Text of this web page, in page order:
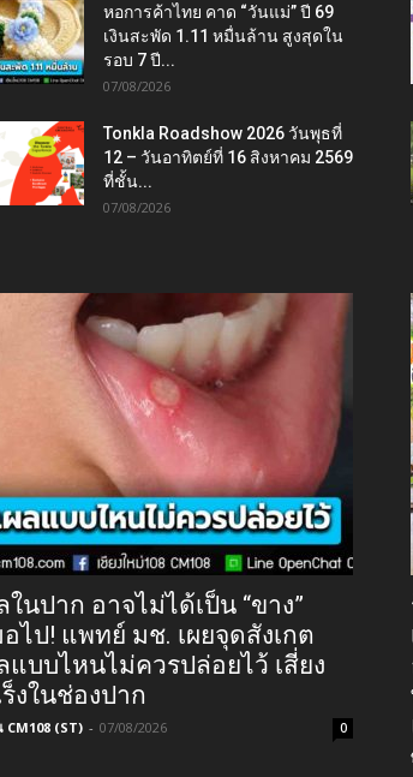
หอการค้าไทย คาด “วันแม่” ปี 69
เงินสะพัด 1.11 หมื่นล้าน สูงสุดใน
รอบ 7 ปี...
07/08/2026
Tonkla Roadshow 2026 วันพุธที่
12 – วันอาทิตย์ที่ 16 สิงหาคม 2569
ที่ชั้น...
07/08/2026
ในปาก อาจไม่ได้เป็น “ขาง”
อไป! แพทย์ มช. เผยจุดสังเกต
แบบไหนไม่ควรปล่อยไว้ เสี่ยง
ร็งในช่องปาก
CM108 (ST) - 07/08/2026 0